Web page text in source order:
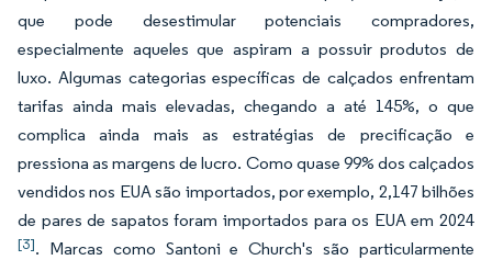
que pode desestimular potenciais compradores,
especialmente aqueles que aspiram a possuir produtos de
luxo. Algumas categorias específicas de calçados enfrentam
tarifas ainda mais elevadas, chegando a até 145%, o que
complica ainda mais as estratégias de precificação e
pressiona as margens de lucro. Como quase 99% dos calçados
vendidos nos EUA são importados, por exemplo, 2,147 bilhões
de pares de sapatos foram importados para os EUA em 2024
[3]. Marcas como Santoni e Church's são particularmente